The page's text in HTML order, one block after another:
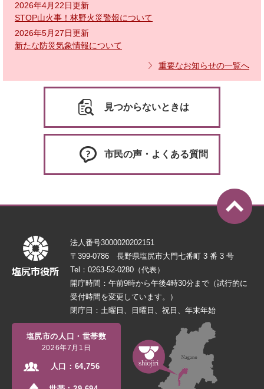
2026年4月22日更新
STOP山火事！林野火災警報について
2026年5月27日更新
新たな防災気象情報について
重要なお知らせの一覧へ
見つからないときは
市民の声・よくある質問
法人番号3000020202151
〒399-0786 長野県塩尻市大門七番町 3 番 3 号
Tel：0263-52-0280（代表）
開庁時間：午前9時から午後4時30分まで（試行的に
受付時間を変更しています。）
閉庁日：土曜日、日曜日、祝日、年末年始
塩尻市の人口・世帯数
2026年7月1日
人口： 64,756